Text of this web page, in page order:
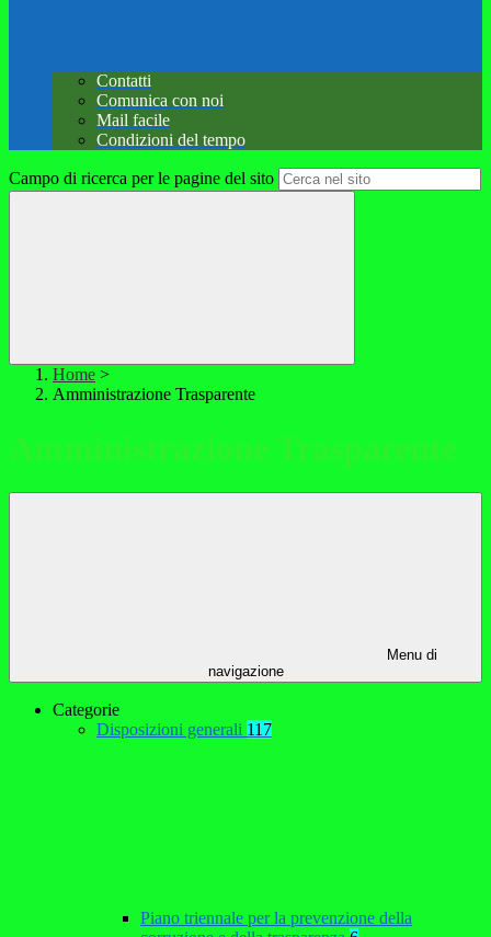
Contatti
Comunica con noi
Mail facile
Condizioni del tempo
Campo di ricerca per le pagine del sito
Home >
Amministrazione Trasparente
Amministrazione Trasparente
Menu di
navigazione
Categorie
Disposizioni generali 117
Piano triennale per la prevenzione della